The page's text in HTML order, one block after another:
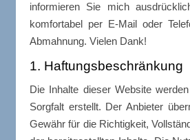
informieren Sie mich
komfortabel per E-Mail oder
Abmahnung. Vielen Dank!
1. Haftungsbeschränkung
Die Inhalte dieser Website
Sorgfalt erstellt. Der Anbieter
Gewähr für die Richtigkeit,